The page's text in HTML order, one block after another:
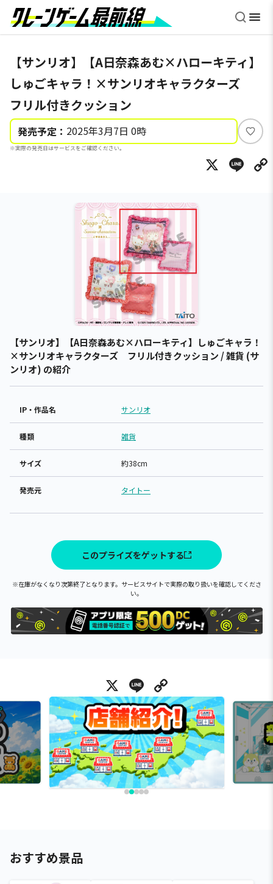
【サンリオ】【A日奈森あむ×ハローキティ】
しゅごキャラ！×サンリオキャラクターズ
フリル付きクッション
発売予定： 2025年3月7日 0時
※実際の発売日はサービスをご確認ください。
い
ね
X
【サンリオ】【A日奈森あむ×ハローキティ】しゅごキャラ！
×サンリオキャラクターズ フリル付きクッション / 雑貨 (サ
ンリオ) の紹介
IP・作品名 サンリオ
種類 雑貨
サイズ 約38cm
発売元 タイトー
このプライズをゲットする
※在庫がなくなり次第終了となります。サービスサイトで実際の取り扱いを確認してくださ
い。
X Line
おすすめ景品